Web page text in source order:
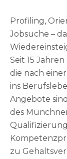
Profiling, Orientierung und Unterstützung bei der
Jobsuche –
Seit 15
die nach
ins
Angebote
des
zu